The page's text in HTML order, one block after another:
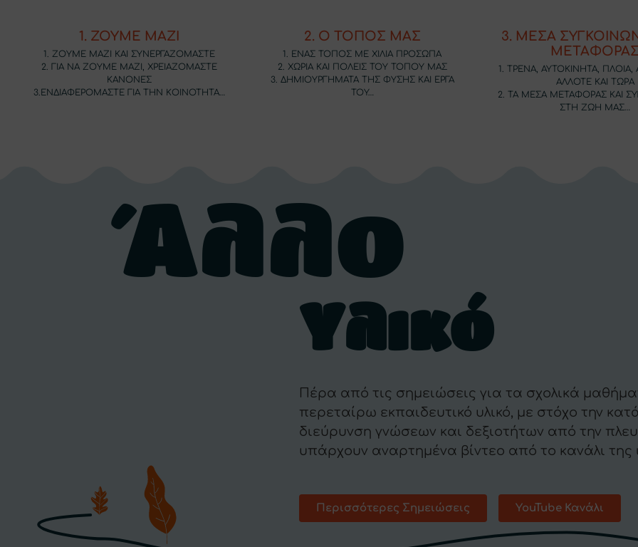
1. ΖΟΥΜΕ ΜΑΖΙ
1. ΖΟΥΜΕ ΜΑΖΙ ΚΑΙ ΣΥΝΕΡΓΑΖΟΜΑΣΤΕ
2. ΓΙΑ ΝΑ ΖΟΥΜΕ ΜΑΖΙ, ΧΡΕΙΑΖΟΜΑΣΤΕ
ΚΑΝΟΝΕΣ
3.ΕΝΔΙΑΦΕΡΟΜΑΣΤΕ ΓΙΑ ΤΗΝ ΚΟΙΝΟΤΗΤΑ…
2. Ο ΤΟΠΟΣ ΜΑΣ
1. ENAΣ ΤΟΠΟΣ ΜΕ ΧΙΛΙΑ ΠΡΟΣΩΠΑ
2. ΧΩΡΙΑ ΚΑΙ ΠΟΛΕΙΣ ΤΟΥ ΤΟΠΟΥ ΜΑΣ
3. ΔΗΜΙΟΥΡΓΗΜΑΤΑ ΤΗΣ ΦΥΣΗΣ ΚΑΙ ΕΡΓΑ
ΤΟΥ…
3. ΜΕΣΑ
1. ΤΡΕΝΑ, ΑΥΤΟΚΙΝΗΤΑ,
ΑΛΛΟΤΕ ΚΑΙ ΤΩΡΑ
2. ΤΑ ΜΕΣΑ ΜΕΤΑΦΟΡΑΣ ΚΑΙ
ΣΤΗ ΖΩΗ ΜΑΣ…
Άλλο
Υλικό
Πέρα από τις σημειώσεις για τα σχολικά
περεταίρω εκπαιδευτικό υλικό, με στόχο την
διεύρυνση γνώσεων και δεξιοτήτων από την
υπάρχουν αναρτημένα βίντεο από το κανάλι της
Περισσότερες Σημειώσεις YouTube Κανάλι